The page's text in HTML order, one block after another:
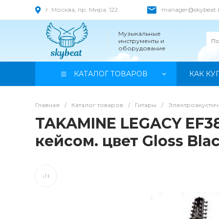
г. Москва, пр. Мира, 122
Музыкальные
инструменты и
оборудование
КАТАЛОГ ТОВАРОВ КАК
Главная / Каталог товаров / Гитары /
TAKAMINE LEGACY
кейсом. цвет Gloss